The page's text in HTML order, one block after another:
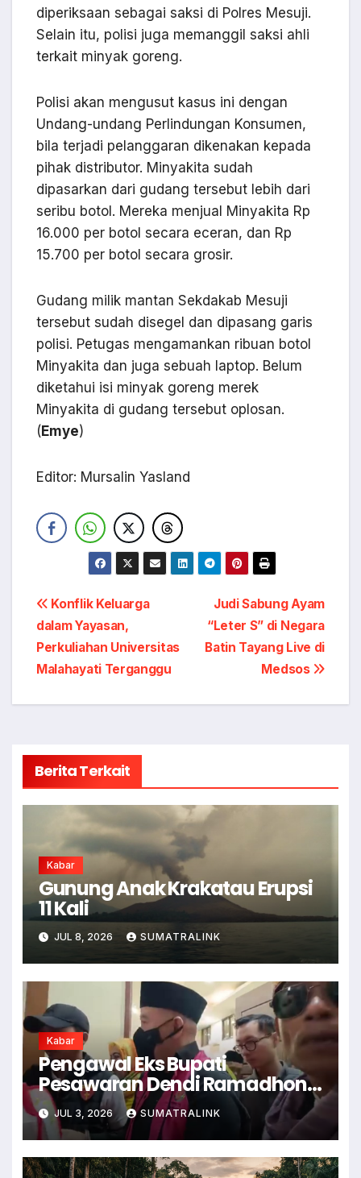
diperiksaan sebagai saksi di Polres Mesuji.
Selain itu, polisi juga memanggil saksi ahli
terkait minyak goreng.
Polisi akan mengusut kasus ini dengan
Undang-undang Perlindungan Konsumen,
bila terjadi pelanggaran dikenakan kepada
pihak distributor. Minyakita sudah
dipasarkan dari gudang tersebut lebih dari
seribu botol. Mereka menjual Minyakita Rp
16.000 per botol secara eceran, dan Rp
15.700 per botol secara grosir.
Gudang milik mantan Sekdakab Mesuji
tersebut sudah disegel dan dipasang garis
polisi. Petugas mengamankan ribuan botol
Minyakita dan juga sebuah laptop. Belum
diketahui isi minyak goreng merek
Minyakita di gudang tersebut oplosan.
(Emye)
Editor: Mursalin Yasland
Navigasi
pos
Judi Sabung Ayam
“Leter S” di Negara
Batin Tayang Live di
Medsos
Konflik Keluarga
dalam Yayasan,
Perkuliahan Universitas
Malahayati Terganggu
Berita Terkait
Kabar
Gunung Anak Krakatau Erupsi
11 Kali
JUL 8, 2026 SUMATRALINK
Kabar
Pengawal Eks Bupati
Pesawaran Dendi Ramadhona
Pukul Kamera Wartawan
JUL 3, 2026 SUMATRALINK